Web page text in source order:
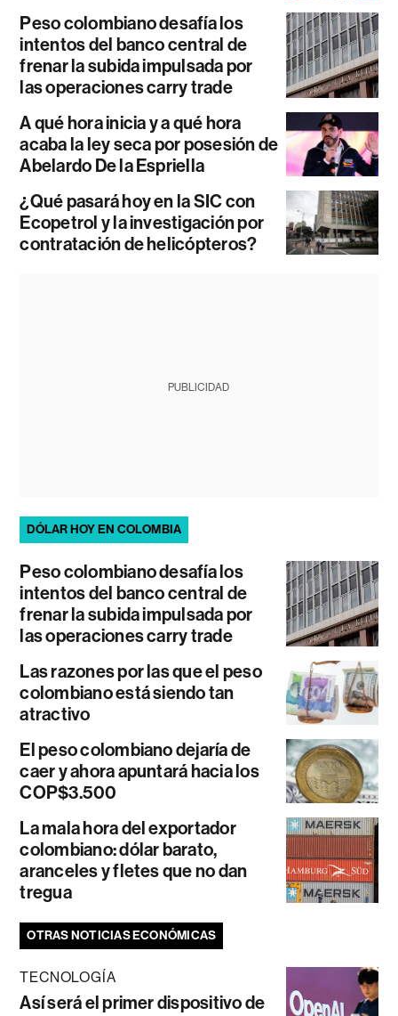
Peso colombiano desafía los
intentos del banco central de
frenar la subida impulsada por
las operaciones carry trade
A qué hora inicia y a qué hora
acaba la ley seca por posesión de
Abelardo De la Espriella
¿Qué pasará hoy en la SIC con
Ecopetrol y la investigación por
contratación de helicópteros?
PUBLICIDAD
DÓLAR HOY EN COLOMBIA
Peso colombiano desafía los
intentos del banco central de
frenar la subida impulsada por
las operaciones carry trade
Las razones por las que el peso
colombiano está siendo tan
atractivo
El peso colombiano dejaría de
caer y ahora apuntará hacia los
COP$3.500
La mala hora del exportador
colombiano: dólar barato,
aranceles y fletes que no dan
tregua
OTRAS NOTICIAS ECONÓMICAS
TECNOLOGÍA
Así será el primer dispositivo de